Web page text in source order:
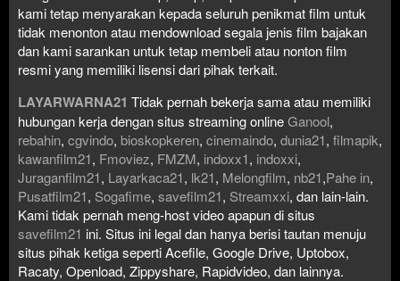
kami tetap menyarakan kepada seluruh penikmat film untuk
tidak menonton atau mendownload segala jenis film bajakan
dan kami sarankan untuk tetap membeli atau nonton film
resmi yang memiliki lisensi dari pihak terkait.
LAYARWARNA21 Tidak pernah bekerja sama atau memiliki
hubungan kerja dengan situs streaming onlineGanool,
rebahin, cgvindo, bioskopkeren, cinemaindo, dunia21, filmapik,
kawanfilm21, Fmoviez, FMZM, indoxx1, indoxxi,
Juraganfilm21, Layarkaca21, lk21, Melongfilm, nb21,Pahe in,
Pusatfilm21, Sogafime, savefilm21, Streamxxi, dan lain-lain.
Kami tidak pernah meng-host video apapun di situs
savefilm21 ini. Situs ini legal dan hanya berisi tautan menuju
situs pihak ketiga seperti Acefile, Google Drive, Uptobox,
Racaty, Openload, Zippyshare, Rapidvideo, dan lainnya.